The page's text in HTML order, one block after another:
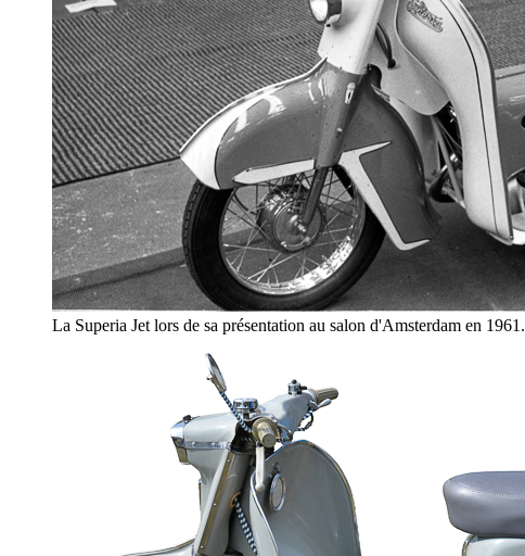
La Superia Jet lors de sa présentation au salon d'Amsterdam en 1961.